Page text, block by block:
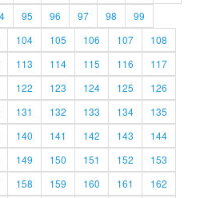
95 96 97 98
99
104 105 106 107
108
113 114 115 116
117
122 123 124 125
126
131 132 133 134
135
140 141 142 143
144
149 150 151 152
153
158 159 160 161
162